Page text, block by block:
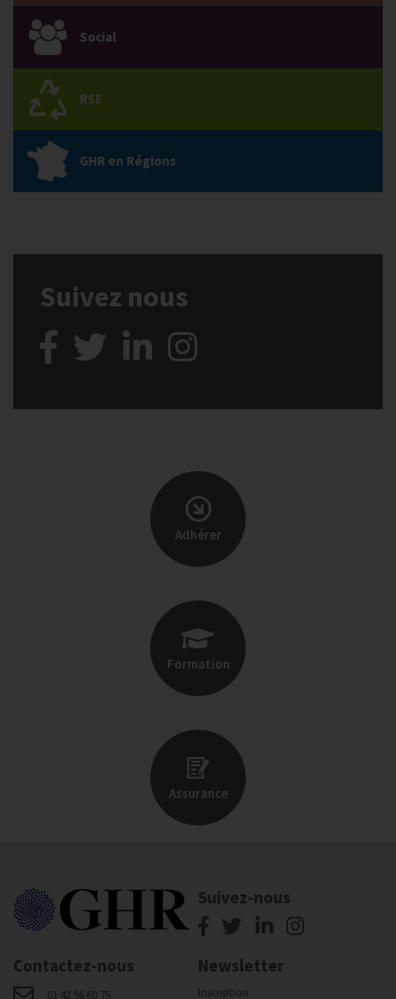
Social
RSE
GHR en Régions
Suivez nous
Adhérer
Formation
Assurance
Suivez-nous
Contactez-nous
01 42 96 60 75
Newsletter
Inscription